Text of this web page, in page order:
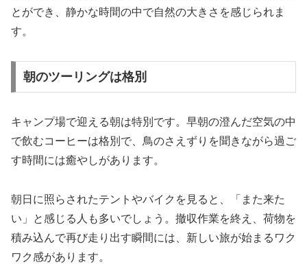
とができ、静かな時間の中で自然の大きさを感じられま
す。
朝のツーリングは格別
キャンプ場で迎える朝は特別です。早朝の澄んだ空気の中
で飲むコーヒーは格別で、鳥のさえずりを聞きながら過ご
す時間には癒やしがあります。
朝日に照らされたテントやバイクを見ると、「また来た
い」と感じる人も多いでしょう。撤収作業を終え、荷物を
積み込んで再び走り出す瞬間には、新しい旅が始まるワク
ワク感があります。